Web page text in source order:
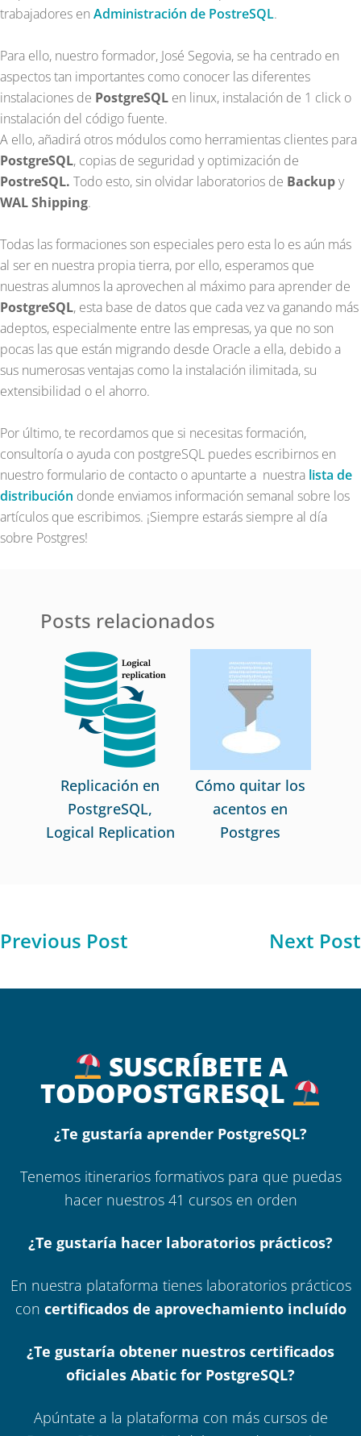
trabajadores en Administración de PostreSQL.
Para ello, nuestro formador, José Segovia, se ha centrado en
aspectos tan importantes como conocer las diferentes
instalaciones de PostgreSQL en linux, instalación de 1 click o
instalación del código fuente.
A ello, añadirá otros módulos como herramientas clientes para
PostgreSQL, copias de seguridad y optimización de
PostreSQL. Todo esto, sin olvidar laboratorios de Backupy
WAL Shipping.
Todas las formaciones son especiales pero esta lo es aún más
al ser en nuestra propia tierra, por ello, esperamos que
nuestras alumnos la aprovechen al máximo para aprender de
PostgreSQL, esta base de datos que cada vez va ganando más
adeptos, especialmente entre las empresas, ya que no son
pocas las que están migrando desde Oracle a ella, debido a
sus numerosas ventajas como la instalación ilimitada, su
extensibilidad o el ahorro.
Por último, te recordamos que si necesitas formación,
consultoría o ayuda con postgreSQL puedes escribirnos en
nuestro formulario de contacto o apuntarte a nuestra lista de
distribución donde enviamos información semanal sobre los
artículos que escribimos. ¡Siempre estarás siempre al día
sobre Postgres!
Posts relacionados
Replicación en
PostgreSQL,
Logical Replication
Cómo quitar los
acentos en
Postgres
Previous Post Next Post
SUSCRÍBETE A
TODOPOSTGRESQL
¿Te gustaría aprender PostgreSQL?
Tenemos itinerarios formativos para que puedas
hacer nuestros 41 cursos en orden
¿Te gustaría hacer laboratorios prácticos?
En nuestra plataforma tienes laboratorios prácticos
con certificados de aprovechamiento incluído
¿Te gustaría obtener nuestros certificados
oficiales Abatic for PostgreSQL?
Apúntate a la plataforma con más cursos de